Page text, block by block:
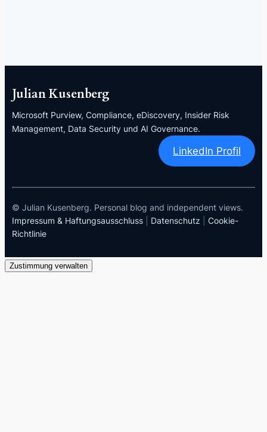
Julian Kusenberg
Microsoft Purview, Compliance, eDiscovery, Insider Risk
Management, Data Security und AI Governance.
LinkedIn Profil
© Julian Kusenberg. Personal blog and independent views.
Impressum & Haftungsausschluss
Datenschutz
Cookie-
Richtlinie
Zustimmung verwalten